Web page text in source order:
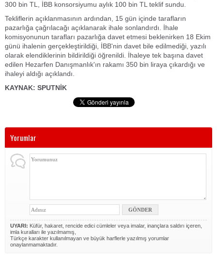
300 bin TL, İBB konsorsiyumu aylık 100 bin TL teklif sundu.
Tekliflerin açıklanmasının ardından, 15 gün içinde tarafların
pazarlığa çağrılacağı açıklanarak ihale sonlandırdı. İhale
komisyonunun tarafları pazarlığa davet etmesi beklenirken 18 Ekim
günü ihalenin gerçekleştirildiği, İBB'nin davet bile edilmediği, yazılı
olarak elendiklerinin bildirildiği öğrenildi. İhaleye tek başına davet
edilen Hezarfen Danışmanlık'ın rakamı 350 bin liraya çıkardığı ve
ihaleyi aldığı açıklandı.
KAYNAK: SPUTNİK
Yorumlar
UYARI: Küfür, hakaret, rencide edici cümleler veya imalar, inançlara saldırı içeren,
imla kuralları ile yazılmamış,
Türkçe karakter kullanılmayan ve büyük harflerle yazılmış yorumlar
onaylanmamaktadır.